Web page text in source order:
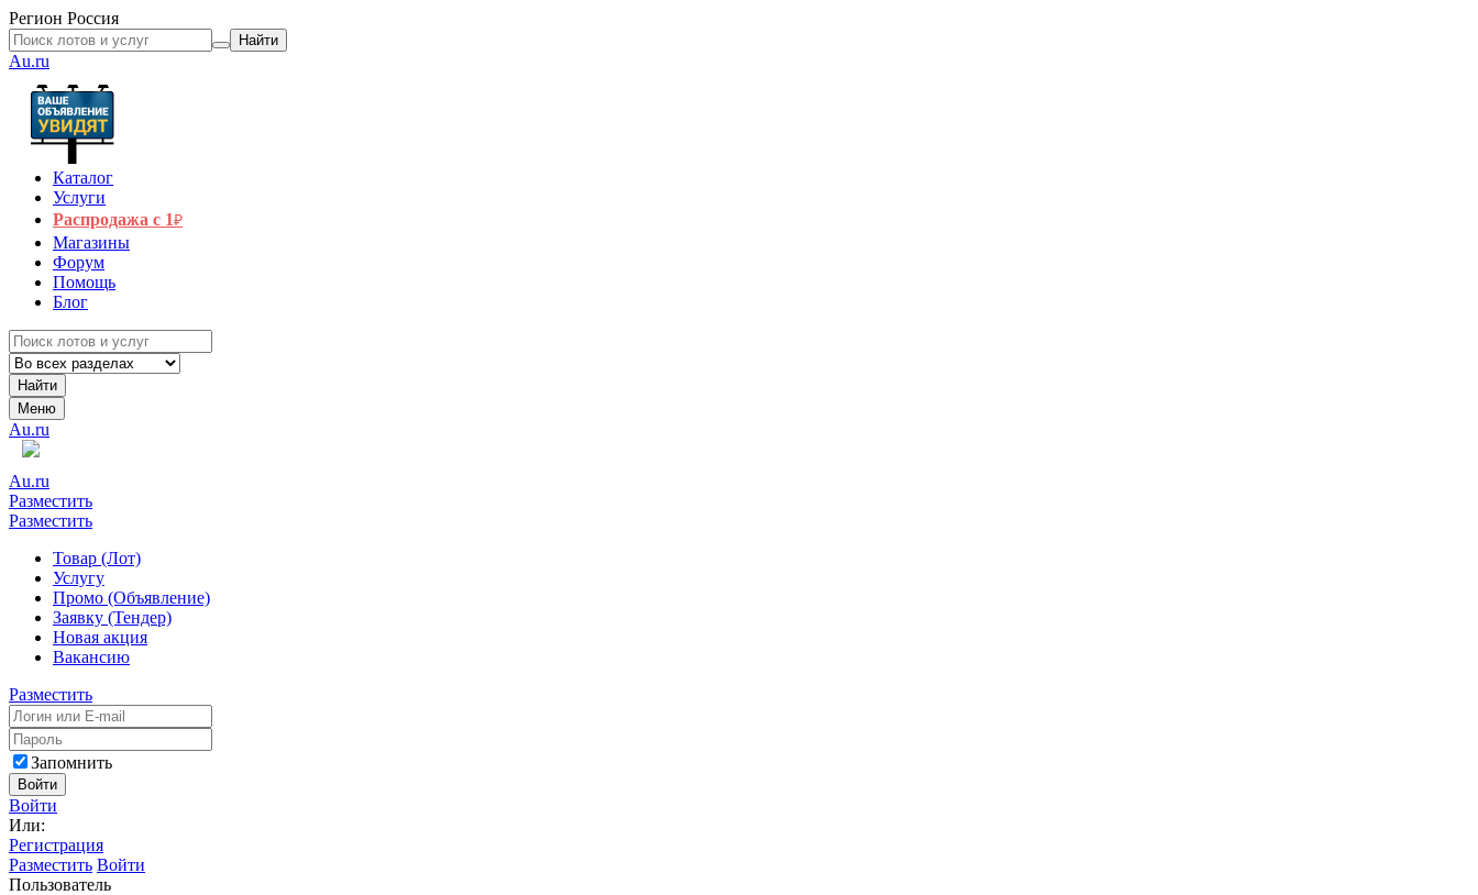
Регион Россия
Найти
Au.ru
Каталог
Услуги
Распродажа с 1₽
Магазины
Форум
Помощь
Блог
Найти
Меню
Au.ru
Au.ru
Разместить
Разместить
Товар (Лот)
Услугу
Промо (Объявление)
Заявку (Тендер)
Новая акция
Вакансию
Разместить
Запомнить
Войти
Войти
Или:
Регистрация
Разместить Войти
Пользователь